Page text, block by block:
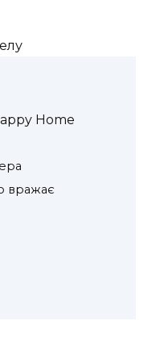
Home
вражає